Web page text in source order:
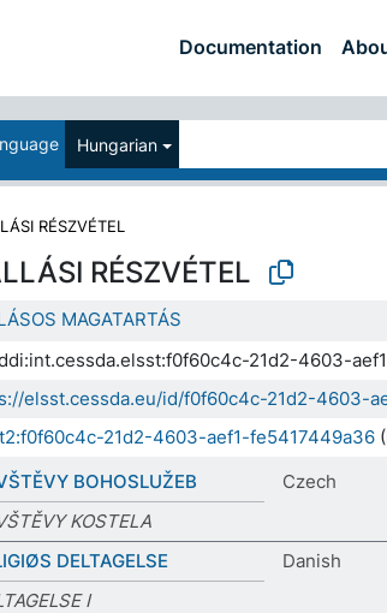
Documentation
Hungarian
RÉSZVÉTEL
RÉSZVÉTEL
MAGATARTÁS
21d2-4603-
elsst.cessda.eu/id/f0f60c4c-21d2-4603-
21d2-4603-aef1-fe5417449a36
BOHOSLUŽEB
Czech
KOSTELA
DELTAGELSE
Danish
I